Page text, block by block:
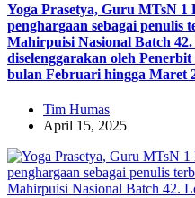
Yoga Prasetya, Guru MTsN
penghargaan sebagai penulis
Mahirpuisi Nasional Batch
diselenggarakan oleh
bulan Februari hingga Maret
Tim Humas
April 15, 2025